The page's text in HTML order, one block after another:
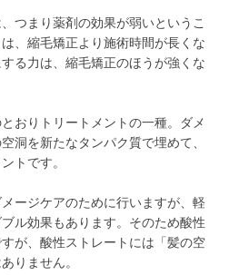
つまり薬剤の効果が弱いというこ
、縮毛矯正より施術時間が長くな
る力は、縮毛矯正のほうが強くな
おりトリートメントの一種。ダメ
洞を新たなタンパク質で埋めて、
トです。
ージケアのために行いますが、軽
ル効果もあります。そのため酸性
が、酸性ストレートには「髪の空
りません。